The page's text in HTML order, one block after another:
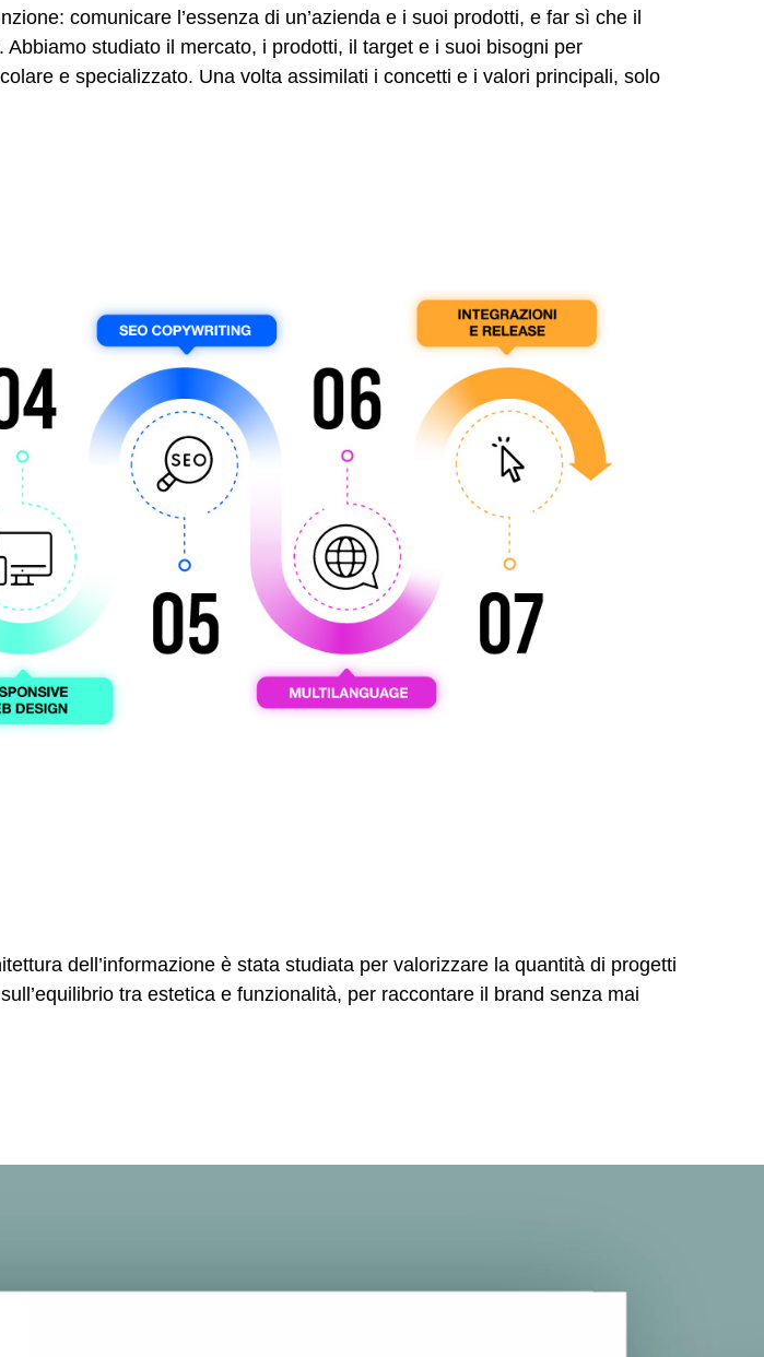
comunicare l’essenza di un’azienda e i suoi prodotti, e far sì che il
studiato il mercato, i prodotti, il target e i suoi bisogni per
e specializzato. Una volta assimilati i concetti e i valori principali, solo
dell’informazione è stata studiata per valorizzare la quantità di progetti
tra estetica e funzionalità, per raccontare il brand senza mai